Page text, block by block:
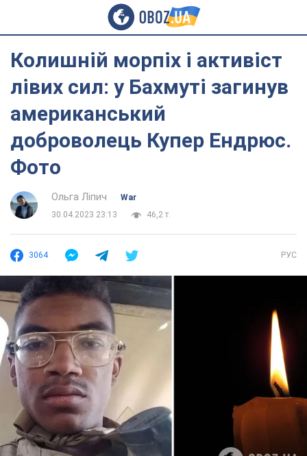
Колишній морпіх і активіст
лівих сил: у Бахмуті загинув
американський
доброволець Купер Ендрюс.
Фото
Ольга Ліпич
War
30.04.2023 23:13
46,2 т.
3064 РУС